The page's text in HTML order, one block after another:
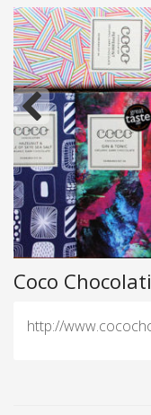
Coco
http://